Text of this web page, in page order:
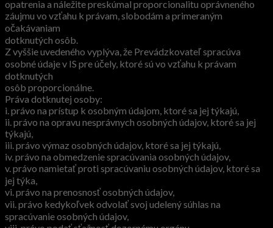
opatrenia a náležite preskúmal proporcionalitu oprávneného
záujmu vo vzťahu k právam, slobodám a primeraným
očakávaniam
dotknutých osôb.
Z vyššie uvedeného vyplýva, že Prevádzkovateľ spracúva
osobné údaje v IS pre účely, ktoré sú vo vzťahu k právam
dotknutých
osôb proporcionálne.
Práva dotknutej osoby:
i. právo na prístup k osobným údajom, ktoré sa jej týkajú,
ii. právo na opravu nesprávnych osobných údajov, ktoré sa jej
týkajú,
iii. právo výmaz osobných údajov, ktoré sa jej týkajú,
iv. právo na obmedzenie spracúvania osobných údajov,
v. právo namietať proti spracúvaniu osobných údajov, ktoré sa
jej týka,
vi. právo na prenosnosť osobných údajov,
vii. právo kedykoľvek odvolať svoj udelený súhlas na
spracúvanie osobných údajov,